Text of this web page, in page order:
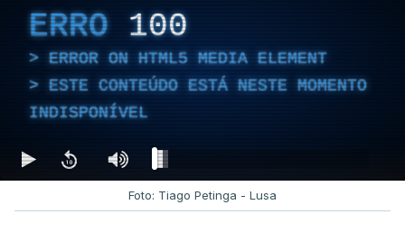
ERRO 100
ERROR ON HTML5 MEDIA ELEMENT
ESTE CONTEÚDO ESTÁ NESTE MOMENTO
INDISPONÍVEL
Foto: Tiago Petinga - Lusa